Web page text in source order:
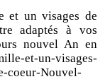
et un visages de
adaptés à vos
nouvel An en
et-un-visages-
coeur-Nouvel-